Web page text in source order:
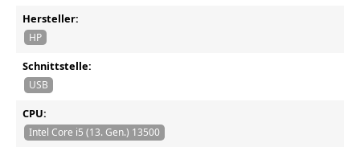
Hersteller:
HP
Schnittstelle:
USB
CPU:
Intel Core i5 (13. Gen.) 13500